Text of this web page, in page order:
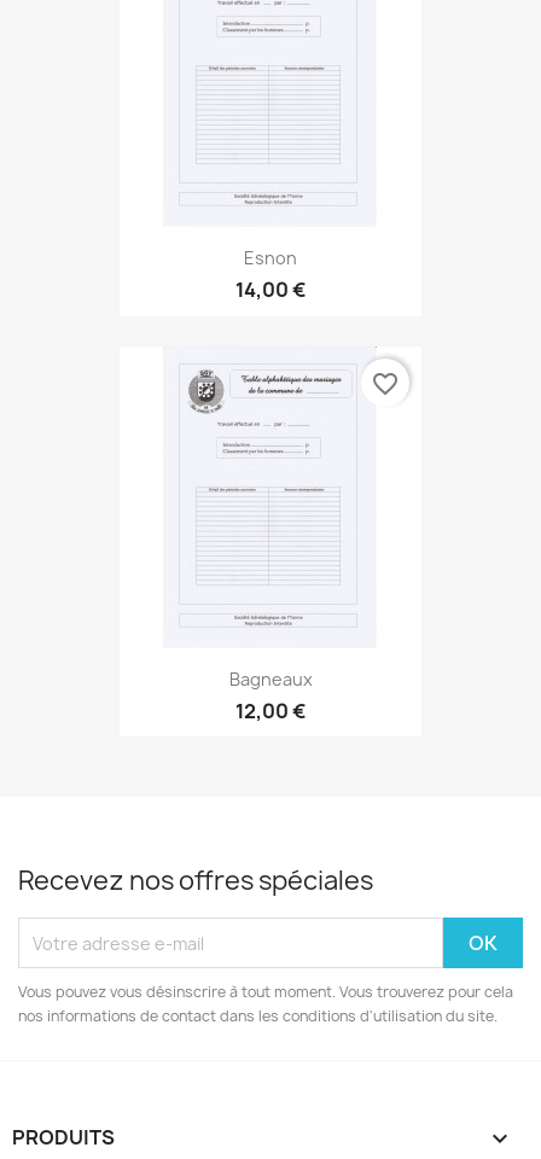
Esnon
14,00 €
Bagneaux
12,00 €
favorite_border
Recevez nos offres spéciales
Vous pouvez vous désinscrire à tout moment. Vous trouverez pour cela
nos informations de contact dans les conditions d'utilisation du site.
PRODUITS 